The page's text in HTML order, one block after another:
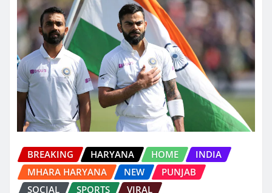
BREAKING HARYANA HOME
INDIA
MHARA HARYANA
NEW
PUNJAB
SOCIAL
SPORTS VIRAL